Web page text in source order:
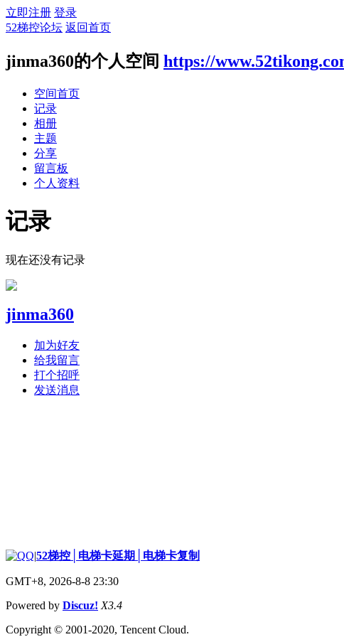
立即注册 登录
52梯控论坛 返回首页
jinma360的个人空间 https://
空间首页
记录
相册
主题
分享
留言板
个人资料
记录
现在还没有记录
jinma360
加为好友
给我留言
打个招呼
发送消息
|52梯控│电梯卡延期│电梯卡复制
GMT+8, 2026-8-8 23:30
Powered by Discuz! X3.4
Copyright © 2001-2020, Tencent Cloud.